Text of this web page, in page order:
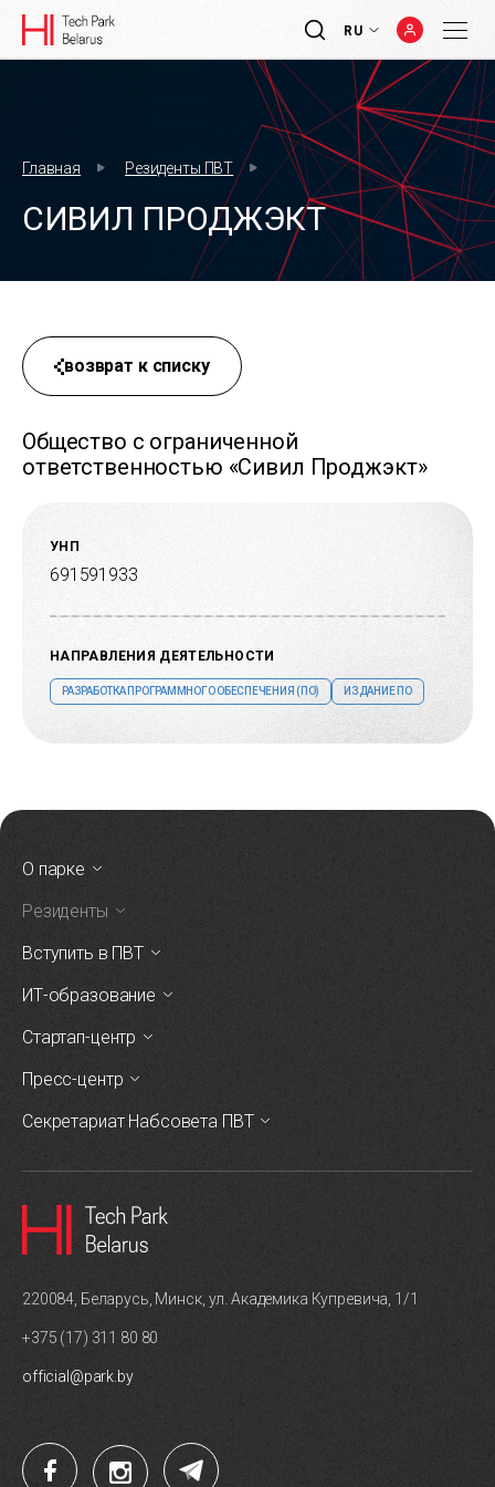
RU
Главная Резиденты ПВТ
СИВИЛ ПРОДЖЭКТ
Общество с ограниченной
ответственностью «Сивил Проджэкт»
возврат к списку
УНП
691591933
НАПРАВЛЕНИЯ ДЕЯТЕЛЬНОСТИ
РАЗРАБОТКА ПРОГРАММНОГО ОБЕСПЕЧЕНИЯ (ПО) ИЗДАНИЕ ПО
О парке
Резиденты
Вступить в ПВТ
ИТ-образование
Стартап-центр
Пресс-центр
Секретариат Набсовета ПВТ
220084, Беларусь, Минск, ул. Академика Купревича, 1/1
+375 (17) 311 80 80
official@park.by